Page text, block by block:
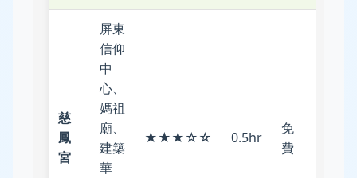
慈
鳳
宮
屏東
信仰
中
心、
媽祖
廟、
建築
華
★★★☆☆ 0.5hr
免
費